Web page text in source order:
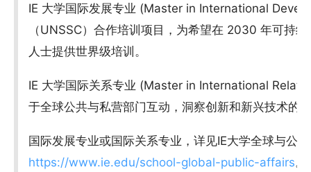
IE 大学国际发展专业 (Master in International
（UNSSC）合作培训项目，为希望在 2030 年可持
人士提供世界级培训。
IE 大学国际关系专业 (Master in International
于全球公共与私营部门互动，洞察创新和新兴技术的
国际发展专业或国际关系专业，详见IE大学全球与公
https://www.ie.edu/school-global-public-affairs。